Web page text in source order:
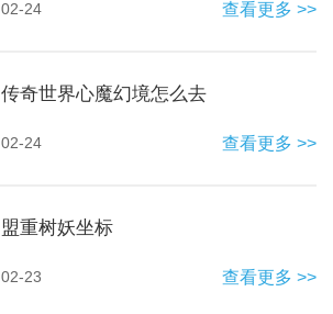
02-24 查看更多 >>
传奇世界心魔幻境怎么去
02-24 查看更多 >>
盟重树妖坐标
02-23 查看更多 >>